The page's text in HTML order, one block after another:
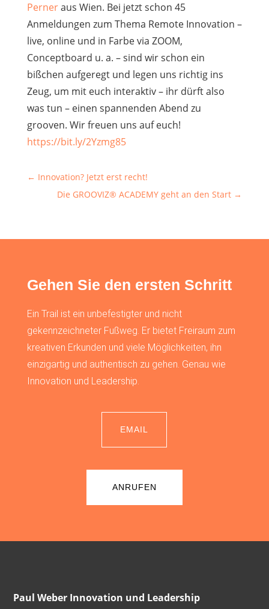
Perneraus Wien. Bei jetzt schon 45
Anmeldungen zum Thema Remote Innovation –
live, online und in Farbe via ZOOM,
Conceptboard u. a. – sind wir schon ein
bißchen aufgeregt und legen uns richtig ins
Zeug, um mit euch interaktiv – ihr dürft also
was tun – einen spannenden Abend zu
grooven. Wir freuen uns auf euch!
https://bit.ly/2Yzmg85
← Innovation? Jetzt erst recht!
Die GROOVIZ® ACADEMY geht an den Start →
Gehen Sie den ersten Schritt
Ein Trail ist ein unbefestigter und nicht
gekennzeichneter Fußweg. Er bietet Freiraum zum
kreativen Erkunden und viele Möglichkeiten, ihn
einzigartig und authentisch zu gehen. Genau wie
Innovation und Leadership.
EMAIL
ANRUFEN
Paul Weber Innovation und Leadership